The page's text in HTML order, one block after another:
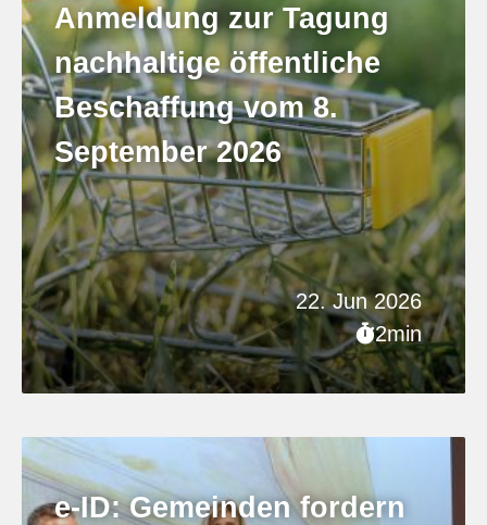
22. Jun 2026
2min
Anmeldung zur Tagung
nachhaltige öffentliche
Beschaffung vom 8.
September 2026
e-ID: Gemeinden fordern